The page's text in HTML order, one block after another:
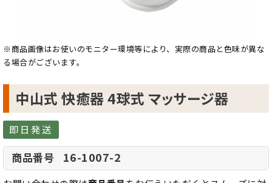
※商品画像はお使いのモニター環境等により、実際の商品と色味が異な
る場合がございます。
中山式 快癒器 4球式 マッサージ器
即日発送
商品番号 16-1007-2